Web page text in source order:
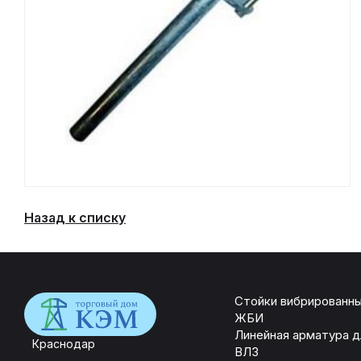
Назад к списку
Краснодар
Стойки
ЖБИ
Линейная арматура
ВЛЗ